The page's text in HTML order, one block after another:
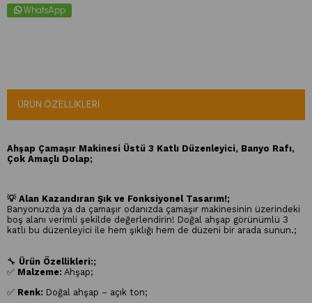
WhatsApp
ÜRÜN ÖZELLIKLERI
Ahşap Çamaşır Makinesi Üstü 3 Katlı Düzenleyici, Banyo Rafı,
Çok Amaçlı Dolap;
💡 Alan Kazandıran Şık ve Fonksiyonel Tasarım!;
Banyonuzda ya da çamaşır odanızda çamaşır makinesinin üzerindeki
boş alanı verimli şekilde değerlendirin! Doğal ahşap görünümlü 3
katlı bu düzenleyici ile hem şıklığı hem de düzeni bir arada sunun.;
🔧 Ürün Özellikleri:;
✅ Malzeme: Ahşap;
✅ Renk: Doğal ahşap – açık ton;